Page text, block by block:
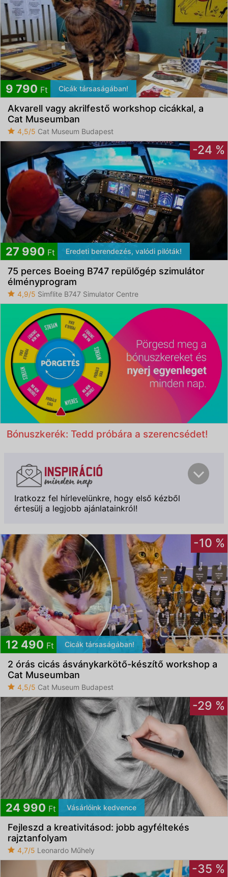
9 790 Ft Cicák társaságában!
Akvarell vagy akrilfestő workshop cicákkal, a
Cat Museumban
4,5/5 Cat Museum Budapest
-24 %
27 990 Ft Eredeti berendezés, valódi pilóták!
75 perces Boeing B747 repülőgép szimulátor
élményprogram
4,9/5 Simflite B747 Simulator Centre
Bónuszkerék: Tedd próbára a szerencsédet!
Iratkozz fel hírlevelünkre, hogy első kézből
értesülj a legjobb ajánlatainkról!
Feliratkozom
Elfogadom azÁSZF-et és azAdatvédelmi
-10 %
12 490 Ft Cicák társaságában!
2 órás cicás ásványkarkötő-készítő workshop a
Cat Museumban
4,5/5 Cat Museum Budapest
-29 %
24 990 Ft Vásárlóink kedvence
Fejleszd a kreativitásod: jobb agyféltekés
rajztanfolyam
4,7/5 Leonardo Műhely
-35 %